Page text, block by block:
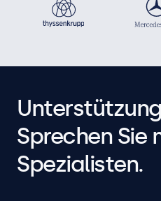
Sprechen Sie
Spezialisten.